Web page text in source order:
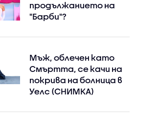
продължанието на
"Барби"?
Мъж, облечен като
Смъртта, се качи на
покрива на болница в
Уелс (СНИМКА)